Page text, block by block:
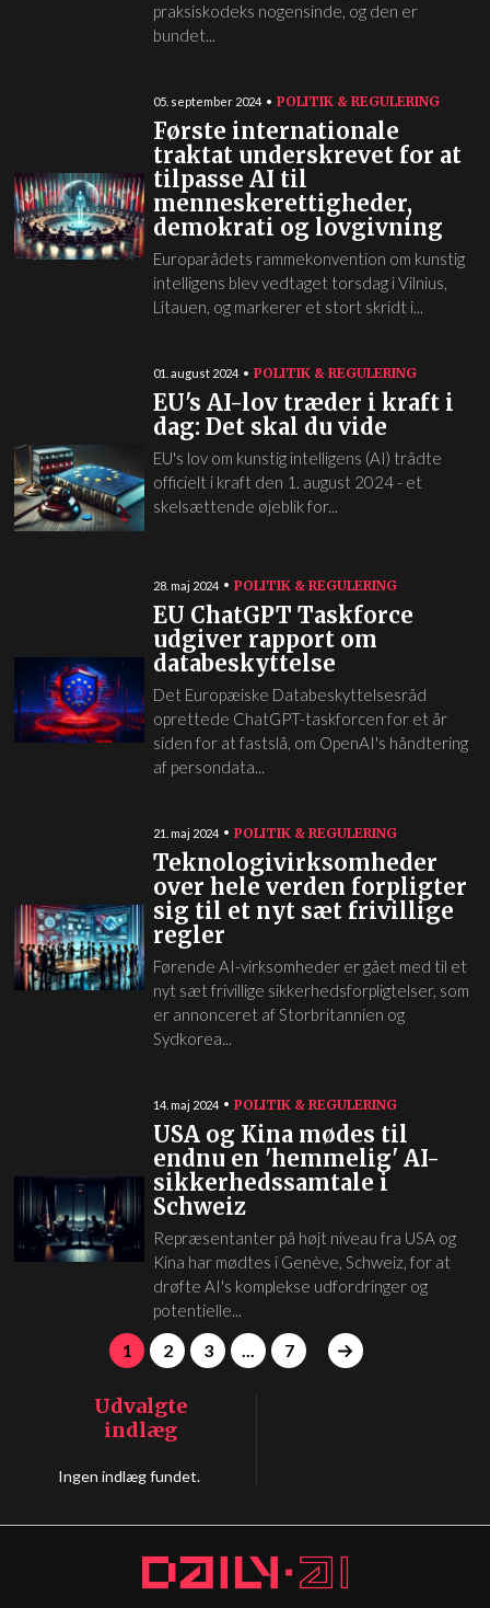
praksiskodeks nogensinde, og den er
bundet...
05. september 2024 POLITIK & REGULERING
Første internationale
traktat underskrevet for at
tilpasse AI til
menneskerettigheder,
demokrati og lovgivning
Europarådets rammekonvention om kunstig
intelligens blev vedtaget torsdag i Vilnius,
Litauen, og markerer et stort skridt i...
01. august 2024 POLITIK & REGULERING
EU's AI-lov træder i kraft i
dag: Det skal du vide
EU's lov om kunstig intelligens (AI) trådte
officielt i kraft den 1. august 2024 - et
skelsættende øjeblik for...
28. maj 2024 POLITIK & REGULERING
EU ChatGPT Taskforce
udgiver rapport om
databeskyttelse
Det Europæiske Databeskyttelsesråd
oprettede ChatGPT-taskforcen for et år
siden for at fastslå, om OpenAI's håndtering
af persondata...
21. maj 2024 POLITIK & REGULERING
Teknologivirksomheder
over hele verden forpligter
sig til et nyt sæt frivillige
regler
Førende AI-virksomheder er gået med til et
nyt sæt frivillige sikkerhedsforpligtelser, som
er annonceret af Storbritannien og
Sydkorea...
14. maj 2024 POLITIK & REGULERING
USA og Kina mødes til
endnu en 'hemmelig' AI-
sikkerhedssamtale i
Schweiz
Repræsentanter på højt niveau fra USA og
Kina har mødtes i Genève, Schweiz, for at
drøfte AI's komplekse udfordringer og
potentielle...
1 2 3 7
Udvalgte
indlæg
Ingen indlæg fundet.